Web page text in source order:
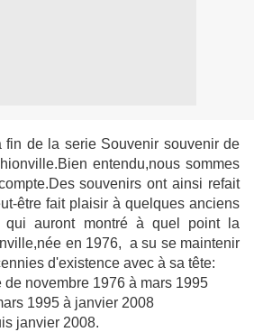
fin de la serie Souvenir souvenir de
entendu,nous sommes
souvenirs ont ainsi refait
être fait plaisir à quelques anciens
qui auront montré à quel point la
en 1976, a su se maintenir
d'existence avec à sa tête:
novembre 1976 à mars 1995
1995 à janvier 2008
janvier 2008.